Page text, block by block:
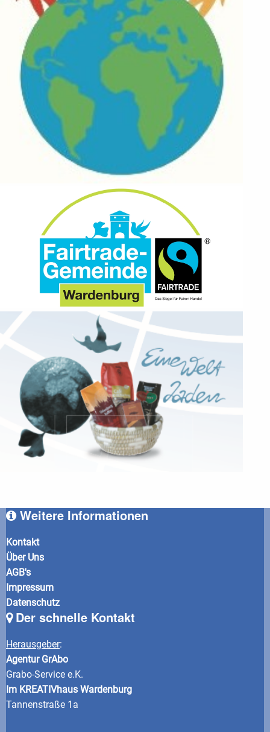
Weitere Informationen
Kontakt
Über Uns
AGB's
Impressum
Datenschutz
Der schnelle Kontakt
Herausgeber:
Agentur GrAbo
Grabo-Service e.K.
Im KREATIVhaus Wardenburg
Tannenstraße 1a